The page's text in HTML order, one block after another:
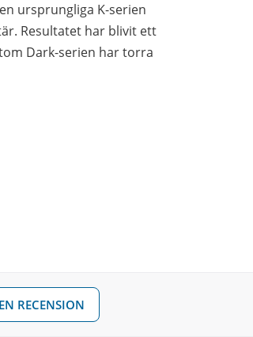
ursprungliga K-serien
Resultatet har blivit ett
Dark-serien har torra
RECENSION